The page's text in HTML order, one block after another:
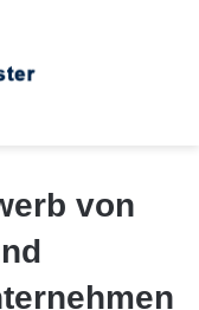
von